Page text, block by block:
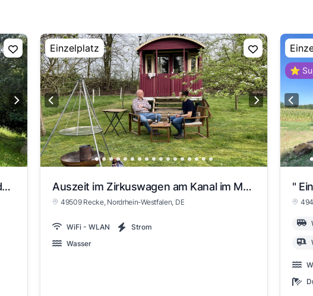
Hof am Mittellandkanal im Münsterland am Teutoburger Wald
Einzelplatz
Auszeit im Zirkuswagen am Kanal im Münsterland
49509 Recke, Nordrhein-Westfalen, DE
WiFi - WLAN
Strom
Wasser
⭐